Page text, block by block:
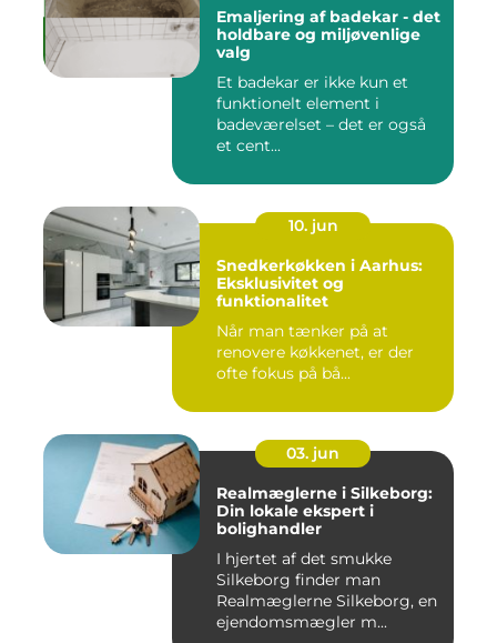
Emaljering af badekar - det
holdbare og miljøvenlige
valg
Et badekar er ikke kun et
funktionelt element i
badeværelset – det er også
et cent...
10. jun
Snedkerkøkken i Aarhus:
Eksklusivitet og
funktionalitet
Når man tænker på at
renovere køkkenet, er der
ofte fokus på bå...
03. jun
Realmæglerne i Silkeborg:
Din lokale ekspert i
bolighandler
I hjertet af det smukke
Silkeborg finder man
Realmæglerne Silkeborg, en
ejendomsmægler m...